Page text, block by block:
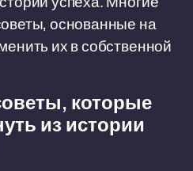
основанные на
их в собственной
которые
из истории